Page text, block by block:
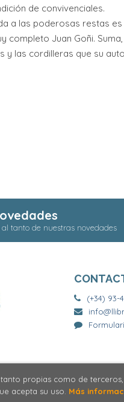
de convivenciales.
a las poderosas restas
completo Juan Goñi.
y las cordilleras que su
tanto de nuestras novedades
(+34) 93-
2026
propias como de
acepta su uso. Más